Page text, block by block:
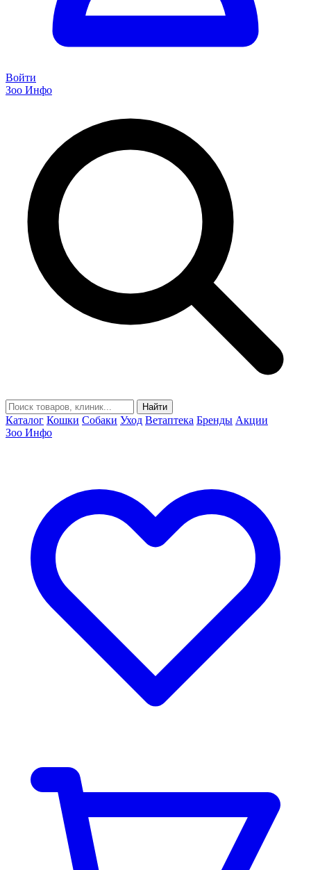
Войти
Зоо Инфо
Найти
Каталог Кошки Собаки Уход Ветаптека Бренды Акции
Зоо Инфо